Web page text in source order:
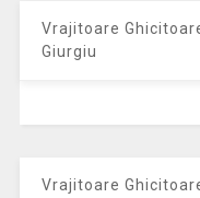
Vrajitoare
Giurgiu
Vrajitoare